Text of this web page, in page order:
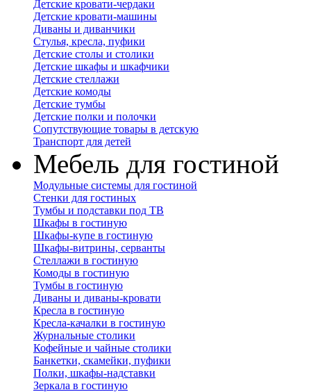
Детские кровати-чердаки
Детские кровати-машины
Диваны и диванчики
Стулья, кресла, пуфики
Детские столы и столики
Детские шкафы и шкафчики
Детские стеллажи
Детские комоды
Детские тумбы
Детские полки и полочки
Сопутствующие товары в детскую
Транспорт для детей
Мебель для гостиной
Модульные системы для гостиной
Стенки для гостиных
Тумбы и подставки под ТВ
Шкафы в гостиную
Шкафы-купе в гостиную
Шкафы-витрины, серванты
Стеллажи в гостиную
Комоды в гостиную
Тумбы в гостиную
Диваны и диваны-кровати
Кресла в гостиную
Кресла-качалки в гостиную
Журнальные столики
Кофейные и чайные столики
Банкетки, скамейки, пуфики
Полки, шкафы-надставки
Зеркала в гостиную